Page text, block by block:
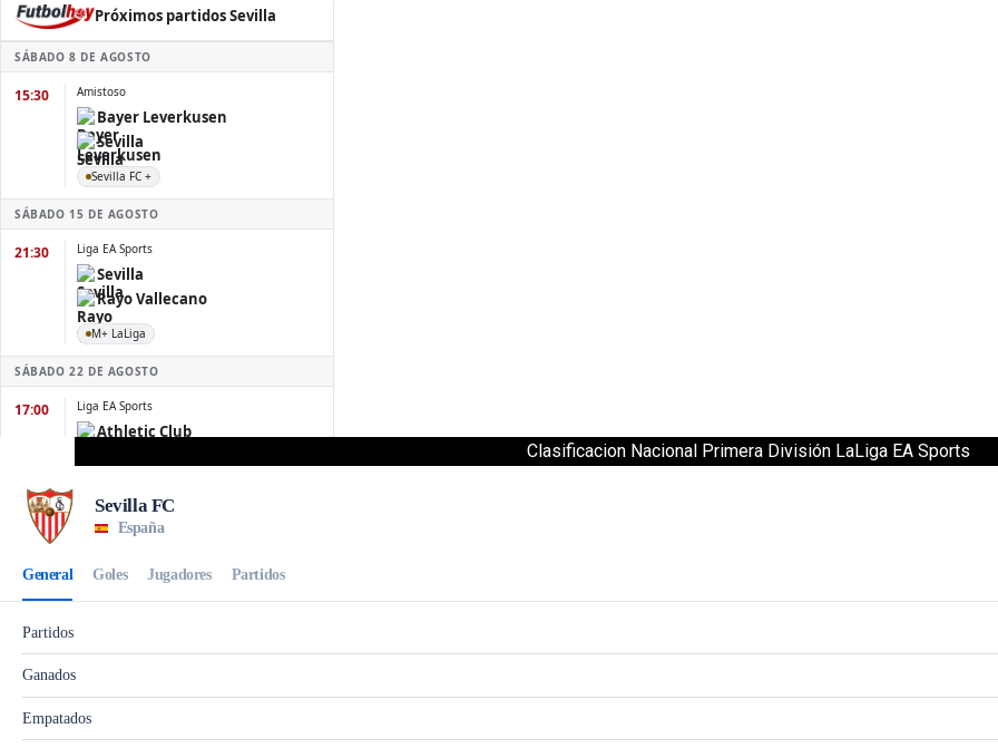
Clasificacion Nacional Primera División LaLiga EA Sports